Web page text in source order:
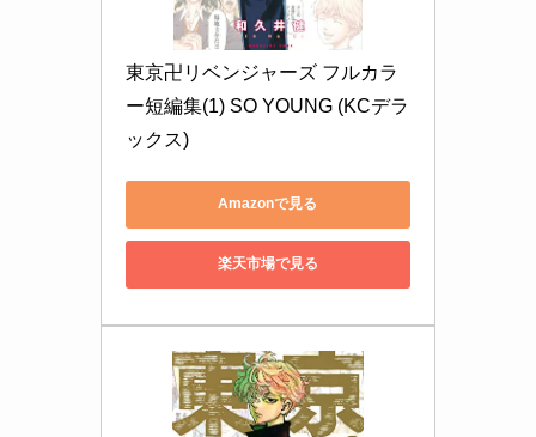
東京卍リベンジャーズ フルカラ
ー短編集(1) SO YOUNG (KCデラ
ックス)
Amazonで見る
楽天市場で見る